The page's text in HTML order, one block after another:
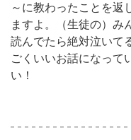
～に教わったことを返
ますよ。（生徒の）み
読んでたら絶対泣いて
ごくいいお話になっ
い！